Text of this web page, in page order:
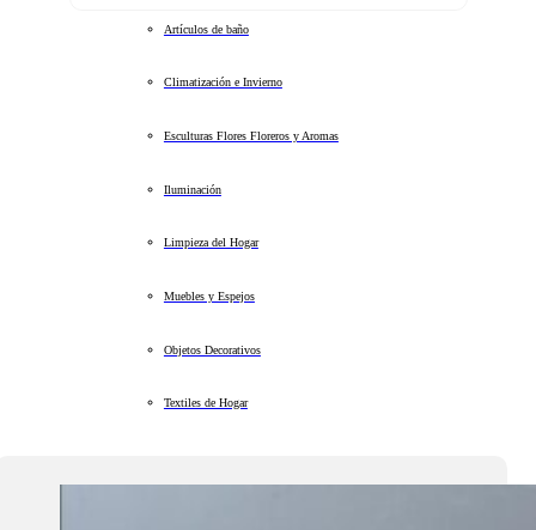
Artículos de baño
Climatización e Invierno
Esculturas Flores Floreros y Aromas
Iluminación
Limpieza del Hogar
Muebles y Espejos
Objetos Decorativos
Textiles de Hogar